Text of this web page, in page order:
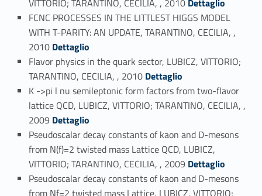
FCNC PROCESSES IN THE LITTLEST HIGGS MODEL
WITH T-PARITY: AN UPDATE, TARANTINO, CECILIA, ,
2010 Link identifier #identifier_person_90211-29
Dettaglio
Flavor physics in the quark sector, LUBICZ, VITTORIO;
TARANTINO, CECILIA, , 2010 Link identifier #identifier_person_124535-30
Dettaglio
K ->pi l nu semileptonic form factors from two-flavor
lattice QCD, LUBICZ, VITTORIO; TARANTINO, CECILIA, ,
2009 Link identifier #identifier_person_185025-31
Dettaglio
Pseudoscalar decay constants of kaon and D-mesons
from N(f)=2 twisted mass Lattice QCD, LUBICZ,
VITTORIO; TARANTINO, CECILIA, , 2009 Link identifier #identifier_person_19496-32
Dettaglio
Pseudoscalar decay constants of kaon and D-mesons
from Nf=2 twisted mass Lattice, LUBICZ, VITTORIO;